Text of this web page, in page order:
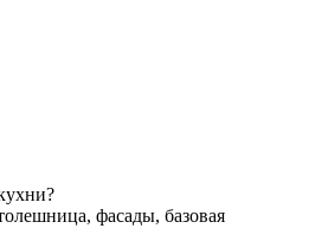
фасады, базовая